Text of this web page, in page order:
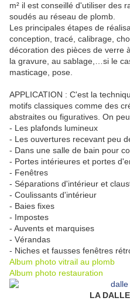
m² il est conseillé d'utiliser des
soudés au réseau de plomb.
Les principales étapes de
conception, tracé, calibrage,
décoration des pièces de verre
la gravure, au sablage,…si le
masticage, pose.
APPLICATION : C'est la
motifs classiques comme des
abstraites ou figuratives. On
- Les plafonds lumineux
- Les ouvertures recevant peu
- Dans une salle de bain pour
- Portes intérieures et portes
- Fenêtres
- Séparations d'intérieur et
- Coulissants d'intérieur
- Baies fixes
- Impostes
- Auvents et marquises
- Vérandas
- Niches et fausses fenêtres
Album photo vitrail au plomb
Album photo restauration
LA